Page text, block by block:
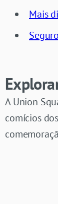
Mais
A Union
comícios